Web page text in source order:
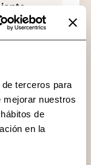
terceros para
mejorar nuestros
de
en la